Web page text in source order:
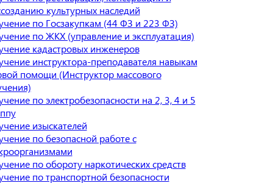
культурных наследий
по Госзакупкам (44 ФЗ и 223 ФЗ)
по ЖКХ (управление и эксплуатация)
кадастровых инженеров
инструктора-преподавателя навыкам
помощи (Инструктор массового
по электробезопасности на 2, 3, 4 и 5
изыскателей
по безопасной работе с
по обороту наркотических средств
по транспортной безопасности